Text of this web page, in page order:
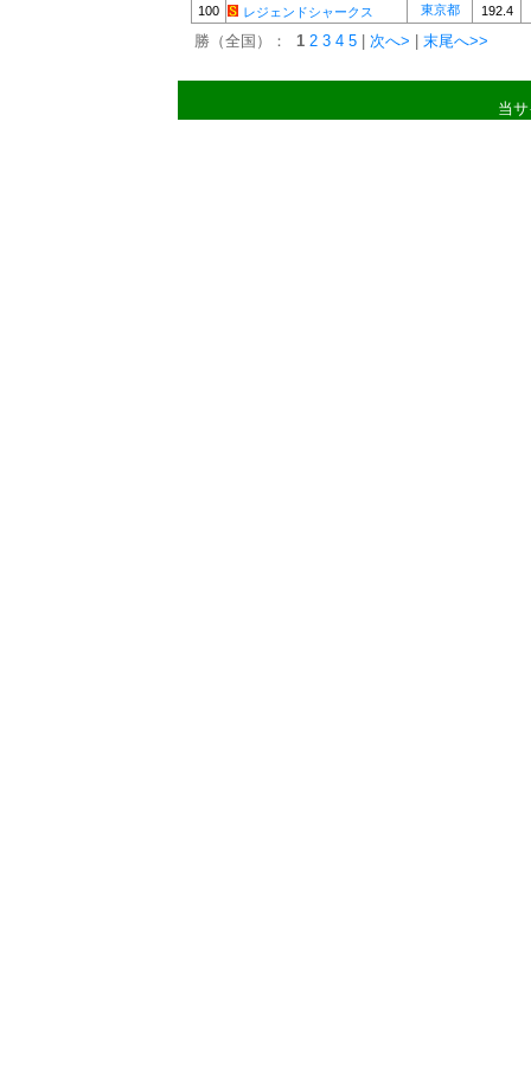
100 レジェンドシャークス 東京都 192.4
勝（全国）： 1 2 3 4 5 次へ> 末尾へ>>
当